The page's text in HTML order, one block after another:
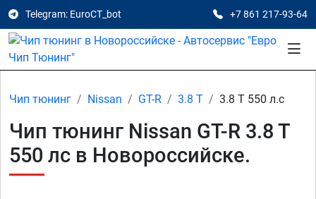
Telegram: EuroCT_bot +7 861 217-93-64
Чип тюнинг Nissan GT-R 3.8 T 3.8 T 550 л.с
Чип тюнинг Nissan GT-R 3.8 T
550 лс в Новороссийске.